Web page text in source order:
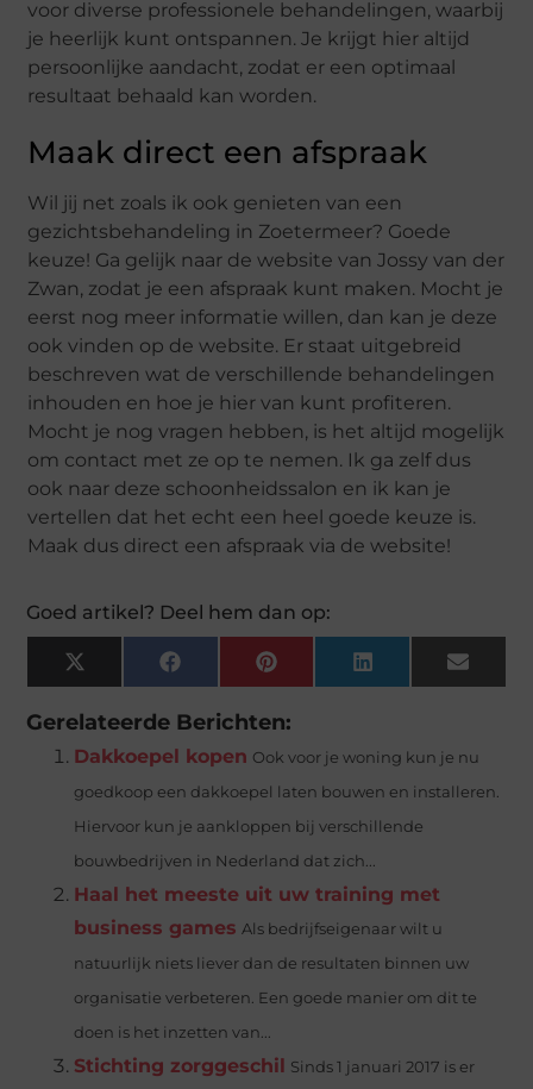
voor diverse professionele behandelingen, waarbij
je heerlijk kunt ontspannen. Je krijgt hier altijd
persoonlijke aandacht, zodat er een optimaal
resultaat behaald kan worden.
Maak direct een afspraak
Wil jij net zoals ik ook genieten van een
gezichtsbehandeling in Zoetermeer? Goede
keuze! Ga gelijk naar de website van Jossy van der
Zwan, zodat je een afspraak kunt maken. Mocht je
eerst nog meer informatie willen, dan kan je deze
ook vinden op de website. Er staat uitgebreid
beschreven wat de verschillende behandelingen
inhouden en hoe je hier van kunt profiteren.
Mocht je nog vragen hebben, is het altijd mogelijk
om contact met ze op te nemen. Ik ga zelf dus
ook naar deze schoonheidssalon en ik kan je
vertellen dat het echt een heel goede keuze is.
Maak dus direct een afspraak via de website!
Goed artikel? Deel hem dan op:
X
(Twitter)
Facebook Pinterest LinkedIn Email
Gerelateerde Berichten:
Dakkoepel kopen Ook voor je woning kun je nu
goedkoop een dakkoepel laten bouwen en installeren.
Hiervoor kun je aankloppen bij verschillende
bouwbedrijven in Nederland dat zich...
Haal het meeste uit uw training met
business games Als bedrijfseigenaar wilt u
natuurlijk niets liever dan de resultaten binnen uw
organisatie verbeteren. Een goede manier om dit te
doen is het inzetten van...
Stichting zorggeschil Sinds 1 januari 2017 is er